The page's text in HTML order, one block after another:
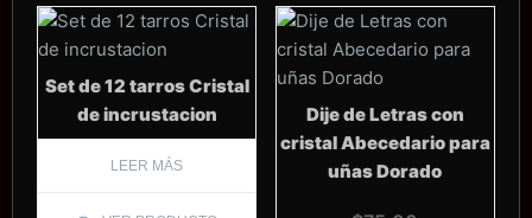
Set de 12 tarros Cristal
de incrustacion
LEER MÁS
Dije de Letras con
cristal Abecedario para
uñas Dorado